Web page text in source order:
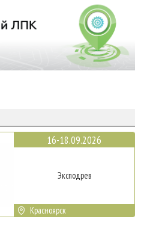
16-18.09.2026
Эксподрев
Красноярск